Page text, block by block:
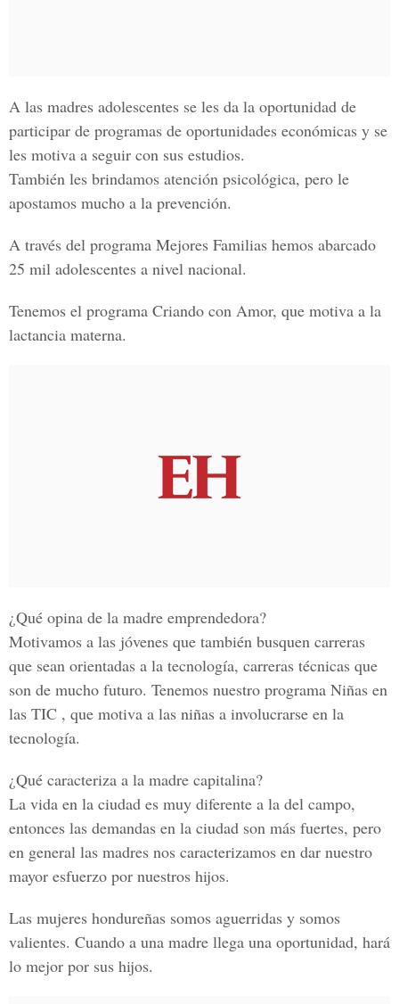
A las madres adolescentes se les da la oportunidad de
participar de programas de oportunidades económicas y se
les motiva a seguir con sus estudios.
También les brindamos atención psicológica, pero le
apostamos mucho a la prevención.
A través del programa Mejores Familias hemos abarcado
25 mil adolescentes a nivel nacional.
Tenemos el programa Criando con Amor, que motiva a la
lactancia materna.
¿Qué opina de la madre emprendedora?
Motivamos a las jóvenes que también busquen carreras
que sean orientadas a la tecnología, carreras técnicas que
son de mucho futuro. Tenemos nuestro programa Niñas en
las TIC , que motiva a las niñas a involucrarse en la
tecnología.
¿Qué caracteriza a la madre capitalina?
La vida en la ciudad es muy diferente a la del campo,
entonces las demandas en la ciudad son más fuertes, pero
en general las madres nos caracterizamos en dar nuestro
mayor esfuerzo por nuestros hijos.
Las mujeres hondureñas somos aguerridas y somos
valientes. Cuando a una madre llega una oportunidad, hará
lo mejor por sus hijos.